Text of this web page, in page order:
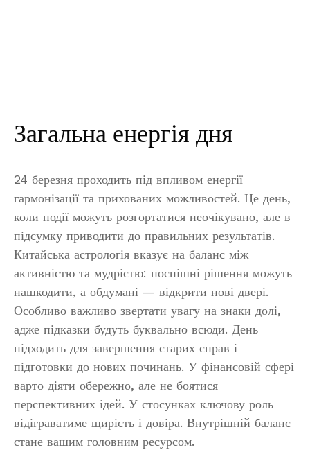
Загальна енергія дня
24 березня проходить під впливом енергії
гармонізації та прихованих можливостей. Це день,
коли події можуть розгортатися неочікувано, але в
підсумку приводити до правильних результатів.
Китайська астрологія вказує на баланс між
активністю та мудрістю: поспішні рішення можуть
нашкодити, а обдумані — відкрити нові двері.
Особливо важливо звертати увагу на знаки долі,
адже підказки будуть буквально всюди. День
підходить для завершення старих справ і
підготовки до нових починань. У фінансовій сфері
варто діяти обережно, але не боятися
перспективних ідей. У стосунках ключову роль
відіграватиме щирість і довіра. Внутрішній баланс
стане вашим головним ресурсом.